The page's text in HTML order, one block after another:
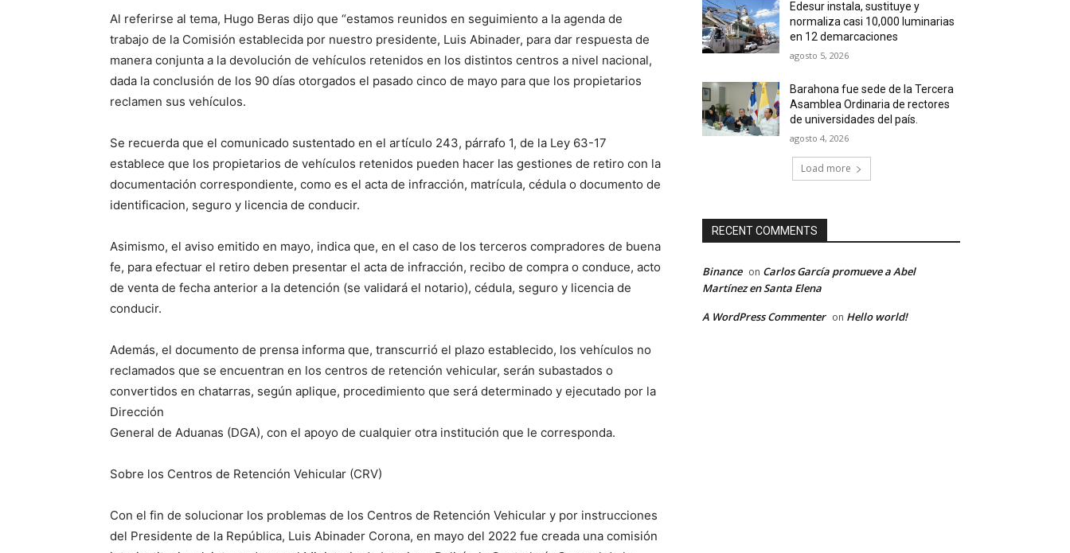
Al referirse al tema, Hugo Beras dijo que “estamos reunidos en seguimiento a la agenda de
trabajo de la Comisión establecida por nuestro presidente, Luis Abinader, para dar respuesta de
manera conjunta a la devolución de vehículos retenidos en los distintos centros a nivel nacional,
dada la conclusión de los 90 días otorgados el pasado cinco de mayo para que los propietarios
reclamen sus vehículos.
Se recuerda que el comunicado sustentado en el artículo 243, párrafo 1, de la Ley 63-17
establece que los propietarios de vehículos retenidos pueden hacer las gestiones de retiro con la
documentación correspondiente, como es el acta de infracción, matrícula, cédula o documento de
identificacion, seguro y licencia de conducir.
Asimismo, el aviso emitido en mayo, indica que, en el caso de los terceros compradores de buena
fe, para efectuar el retiro deben presentar el acta de infracción, recibo de compra o conduce, acto
de venta de fecha anterior a la detención (se validará el notario), cédula, seguro y licencia de
conducir.
Además, el documento de prensa informa que, transcurrió el plazo establecido, los vehículos no
reclamados que se encuentran en los centros de retención vehicular, serán subastados o
convertidos en chatarras, según aplique, procedimiento que será determinado y ejecutado por la
Dirección
General de Aduanas (DGA), con el apoyo de cualquier otra institución que le corresponda.
Sobre los Centros de Retención Vehicular (CRV)
Con el fin de solucionar los problemas de los Centros de Retención Vehicular y por instrucciones
del Presidente de la República, Luis Abinader Corona, en mayo del 2022 fue creada una comisión
Edesur instala, sustituye y
normaliza casi 10,000 luminarias
en 12 demarcaciones
agosto 5, 2026
Barahona fue sede de la Tercera
Asamblea Ordinaria de rectores
de universidades del país.
agosto 4, 2026
Load more
RECENT COMMENTS
Binance on Carlos García promueve a Abel
Martínez en Santa Elena
A WordPress Commenter on Hello world!